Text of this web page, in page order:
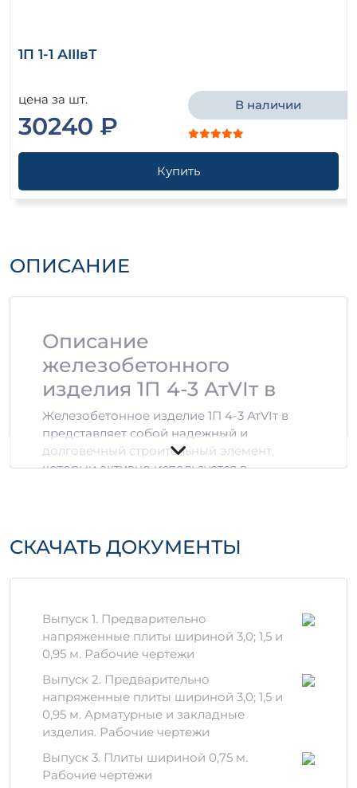
1П 1-1 АIIIвТ
цена за шт.
30240 ₽
В наличии
Купить
ОПИСАНИЕ
Описание
железобетонного
изделия 1П 4-3 АтVIт в
Железобетонное изделие 1П 4-3 АтVIт в
представляет собой надежный и
долговечный строительный элемент,
который активно используется в
прочность и устойчивость к внешним
воздействиям.
в
Долговечность: Благодаря
использованию специальных добавок,
изделие обеспечивает длительный
срок службы.
Устойчивость к климатическим
условиям:
Обладает высокой
стойкостью к влажности и перепадам
температур.
Экономичность:
СКАЧАТЬ ДОКУМЕНТЫ
Выпуск 1. Предварительно
напряженные плиты шириной 3,0; 1,5 и
0,95 м. Рабочие чертежи
Выпуск 2. Предварительно
напряженные плиты шириной 3,0; 1,5 и
0,95 м. Арматурные и закладные
изделия. Рабочие чертежи
Выпуск 3. Плиты шириной 0,75 м.
Рабочие чертежи